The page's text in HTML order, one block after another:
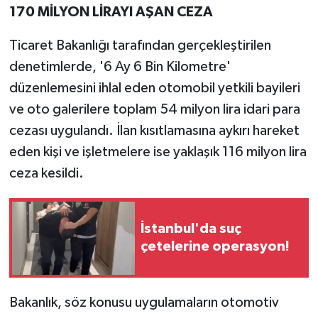
170 MİLYON LİRAYI AŞAN CEZA
Ticaret Bakanlığı tarafından gerçekleştirilen
denetimlerde, '6 Ay 6 Bin Kilometre'
düzenlemesini ihlal eden otomobil yetkili bayileri
ve oto galerilere toplam 54 milyon lira idari para
cezası uygulandı. İlan kısıtlamasına aykırı hareket
eden kişi ve işletmelere ise yaklaşık 116 milyon lira
ceza kesildi.
İstanbul'da suç
çetelerine operasyon!
Bakanlık, söz konusu uygulamaların otomotiv